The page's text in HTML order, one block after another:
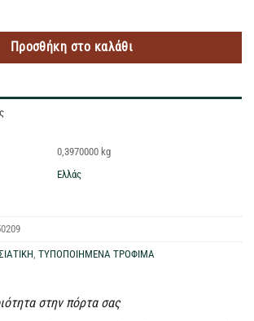
ΔΑΜΑΣΚΗΝΟ 397GR ποσότητα
Προσθήκη στο καλάθι
0,3970000 kg
Ελλάς
, ΤΥΠΟΠΟΙΗΜΕΝΑ ΤΡΟΦΙΜΑ
στην πόρτα σας